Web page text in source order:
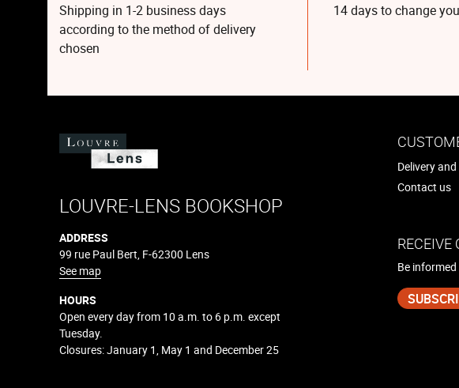
Shipping in 1-2 business days
according to the method of delivery
chosen
14 days to change
LOUVRE-LENS BOOKSHOP
ADDRESS
99 rue Paul Bert, F-62300 Lens
See map
HOURS
Open every day from 10 a.m. to 6 p.m. except
Tuesday.
Closures: January 1, May 1 and December 25
Delivery
Contact us
RECEIVE
Be